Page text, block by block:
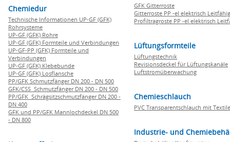
Chemiedur
Technische Informationen UP-GF (GFK)
Rohrsysteme
UP-GF (GFK) Rohre
UP-GF (GFK) Formteile und Verbindungen
UP-GF-PP (GFK) Formteile und
Verbindungen
UP-GF (GFK) Klebebunde
UP-GF (GFK) Losflansche
PP/GFK Schmutzfänger DN 200 - DN 500
GFK/CSS Schmutzfänger DN 200 - DN 500
PP/GFK Schrägsitzschmutzfänger DN 200 -
DN 400
GFK und PP/GFK Mannlochdeckel DN 500
- DN 800
GFK Gitterroste
Gitterroste PP -el elektrisch Leitfähig
Profiltragroste PP -el elektrisch
Lüftungsformteile
Lüftungstechnik
Revisionsdeckel für Lüftungskanäle
Luftstromüberwachung
Chemieschlauch
PVC Transparentschlauch mit
Industrie- und